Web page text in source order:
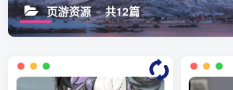
页游资源 共12篇